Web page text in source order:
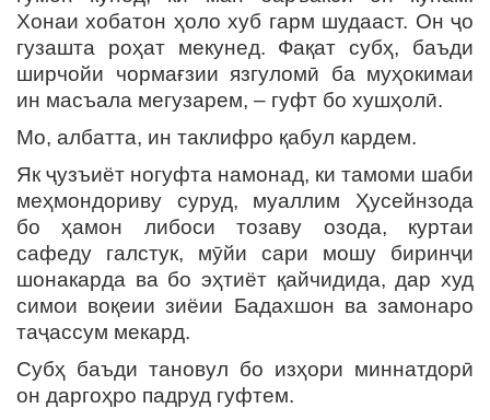
Хонаи хобатон ҳоло хуб гарм шудааст. Он ҷо
гузашта роҳат мекунед. Фақат субҳ, баъди
ширчойи чормағзии язгуломӣ ба муҳокимаи
ин масъала мегузарем, – гуфт бо хушҳолӣ.
Мо, албатта, ин таклифро қабул кардем.
Як ҷузъиёт ногуфта намонад, ки тамоми шаби
меҳмондориву суруд, муаллим Ҳусейнзода
бо ҳамон либоси тозаву озода, куртаи
сафеду галстук, мӯйи сари мошу биринҷи
шонакарда ва бо эҳтиёт қайчидида, дар худ
симои воқеии зиёии Бадахшон ва замонаро
таҷассум мекард.
Субҳ баъди тановул бо изҳори миннатдорӣ
он даргоҳро падруд гуфтем.